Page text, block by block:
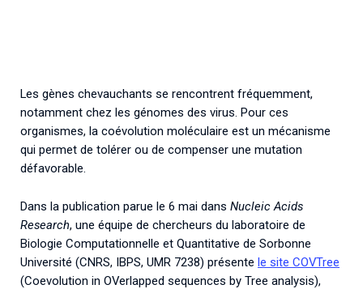
Les gènes chevauchants se rencontrent fréquemment,
notamment chez les génomes des virus. Pour ces
organismes, la coévolution moléculaire est un mécanisme
qui permet de tolérer ou de compenser une mutation
défavorable.
Dans la publication parue le 6 mai dans Nucleic Acids
Research, une équipe de chercheurs du laboratoire de
Biologie Computationnelle et Quantitative de Sorbonne
Université (CNRS, IBPS, UMR 7238) présente le site COVTree
(Coevolution in OVerlapped sequences by Tree analysis),